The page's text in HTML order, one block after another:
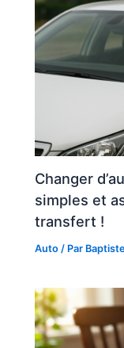
Changer
simples et
transfert !
Auto / Par Baptiste